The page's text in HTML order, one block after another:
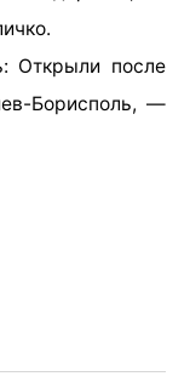
Открыли после
Борисполь, —